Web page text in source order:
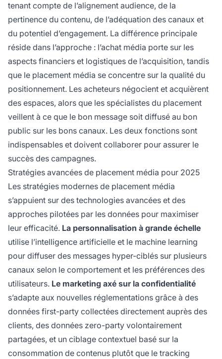
tenant compte de l’alignement audience, de la
pertinence du contenu, de l’adéquation des canaux et
du potentiel d’engagement. La différence principale
réside dans l’approche : l’achat média porte sur les
aspects financiers et logistiques de l’acquisition, tandis
que le placement média se concentre sur la qualité du
positionnement. Les acheteurs négocient et acquièrent
des espaces, alors que les spécialistes du placement
veillent à ce que le bon message soit diffusé au bon
public sur les bons canaux. Les deux fonctions sont
indispensables et doivent collaborer pour assurer le
succès des campagnes.
Stratégies avancées de placement média pour 2025
Les stratégies modernes de placement média
s’appuient sur des technologies avancées et des
approches pilotées par les données pour maximiser
leur efficacité. La personnalisation à grande échelle
utilise l’intelligence artificielle et le machine learning
pour diffuser des messages hyper-ciblés sur plusieurs
canaux selon le comportement et les préférences des
utilisateurs. Le marketing axé sur la confidentialité
s’adapte aux nouvelles réglementations grâce à des
données first-party collectées directement auprès des
clients, des données zero-party volontairement
partagées, et un ciblage contextuel basé sur la
consommation de contenus plutôt que le tracking